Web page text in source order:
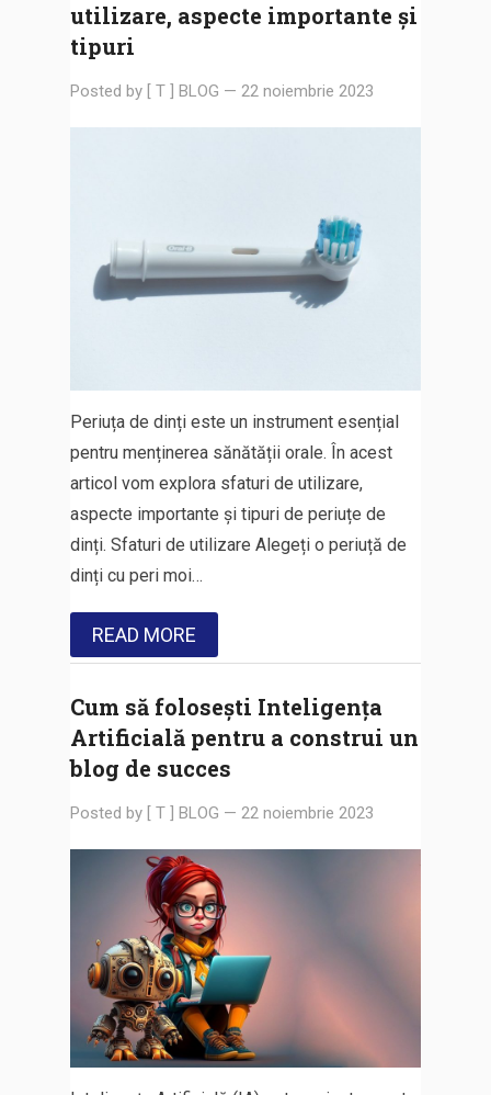
utilizare, aspecte importante și
tipuri
Posted by [ T ] BLOG — 22 noiembrie 2023
Periuța de dinți este un instrument esențial
pentru menținerea sănătății orale. În acest
articol vom explora sfaturi de utilizare,
aspecte importante și tipuri de periuțe de
dinți. Sfaturi de utilizare Alegeți o periuță de
dinți cu peri moi…
READ MORE
Cum să folosești Inteligența
Artificială pentru a construi un
blog de succes
Posted by [ T ] BLOG — 22 noiembrie 2023